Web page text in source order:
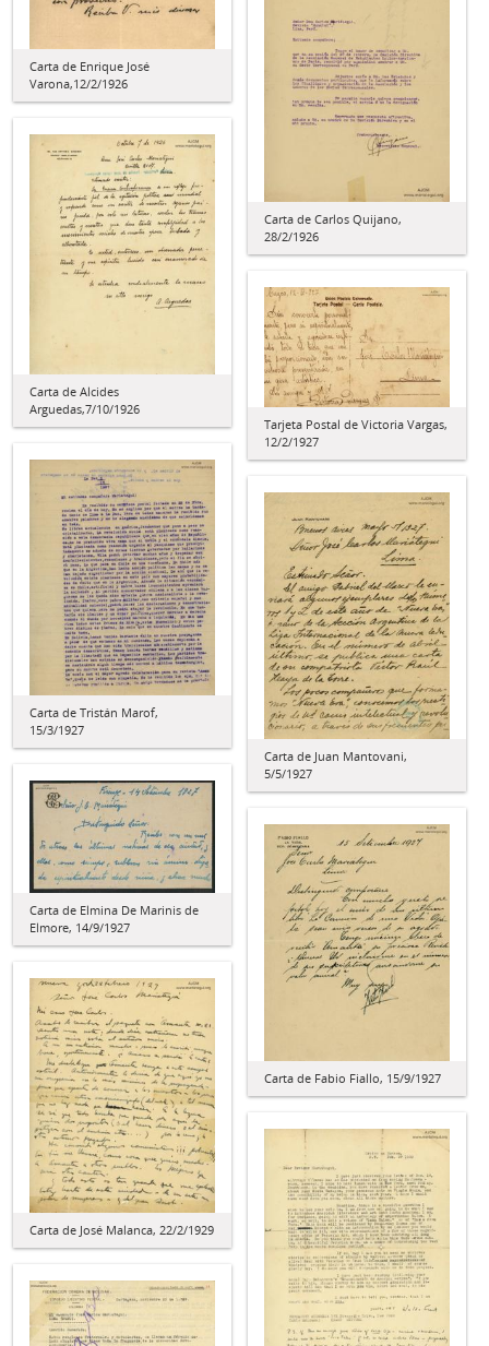
Carta de Enrique José
Varona,12/2/1926
Carta de Carlos Quijano,
28/2/1926
Carta de Alcides
Arguedas,7/10/1926
Tarjeta Postal de Victoria Vargas,
12/2/1927
Carta de Tristán Marof,
15/3/1927
Carta de Juan Mantovani,
5/5/1927
Carta de Elmina De Marinis de
Elmore, 14/9/1927
Carta de Fabio Fiallo, 15/9/1927
Carta de José Malanca, 22/2/1929